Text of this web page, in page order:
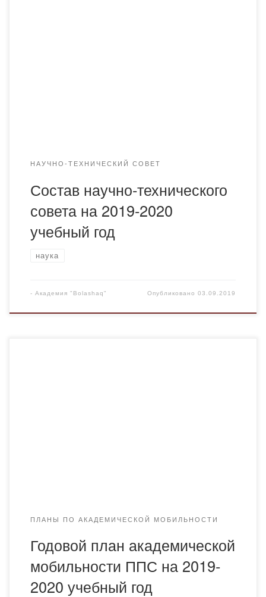
НАУЧНО-ТЕХНИЧЕСКИЙ СОВЕТ
Состав научно-технического
совета на 2019-2020
учебный год
наука
- Академия "Bolashaq" Опубликовано03.09.2019
ПЛАНЫ ПО АКАДЕМИЧЕСКОЙ МОБИЛЬНОСТИ
Годовой план академической
мобильности ППС на 2019-
2020 учебный год